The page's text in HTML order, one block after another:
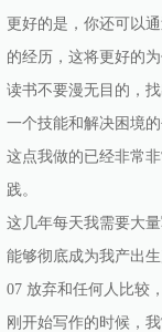
更好的是，你还可以
的经历，这将更好的
读书不要漫无目的，
一个技能和解决困境
这点我做的已经非常
践。
这几年每天我需要大
能够彻底成为我产出
07 放弃和任何人比较
刚开始写作的时候，